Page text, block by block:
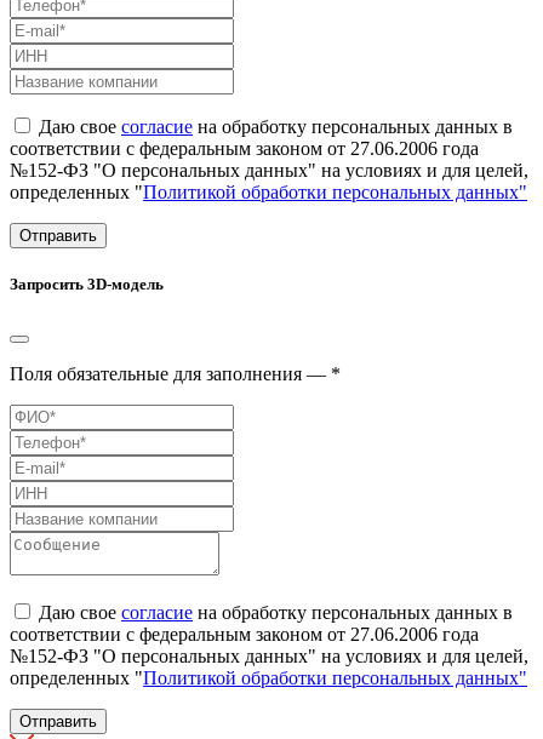
Даю свое согласие на обработку персональных данных в
соответствии с федеральным законом от 27.06.2006 года
№152-ФЗ "О персональных данных" на условиях и для целей,
определенных "Политикой обработки персональных данных"
Отправить
Запросить 3D-модель
Поля обязательные для заполнения — *
Даю свое согласие на обработку персональных данных в
соответствии с федеральным законом от 27.06.2006 года
№152-ФЗ "О персональных данных" на условиях и для целей,
определенных "Политикой обработки персональных данных"
Отправить